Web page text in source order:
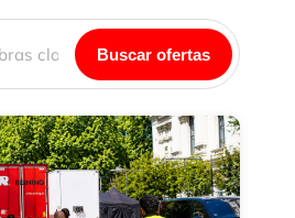
Buscar ofertas